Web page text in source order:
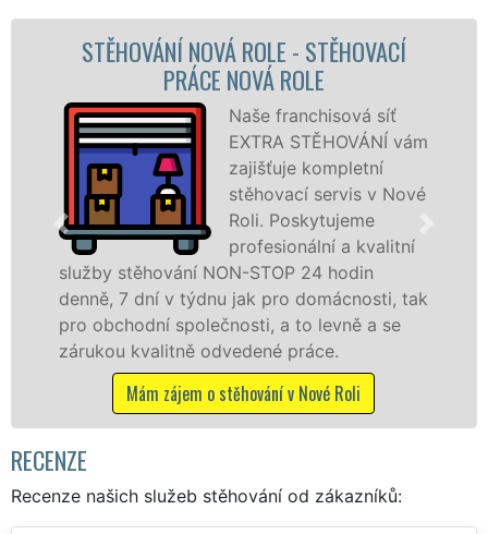
tak
STĚHOVACÍ SLUŽBA NOVÁ
STĚHOVACÍ FIRMA NOVÁ ROLE
Poskytujeme
stěhovací
Nové Roli na
špičkové
speciální
technikou.
služby zajišťujeme domácnostem i
celém okresu Karlovy Vary se zárukou
kvality franchisové sítě EXTRA
Nabízíme stěhovací služby NON-STOP
včetně víkendů a svátků bez příplatků.
Mám zájem o stěhovací služby v Nové
RECENZE
Recenze našich služeb stěhování od zákazníků: